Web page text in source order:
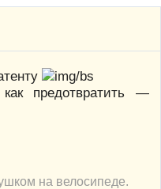
предотвратить —
на велосипеде.